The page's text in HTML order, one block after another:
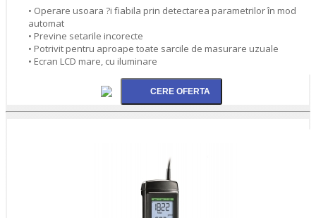
• Operare usoara ?i fiabila prin detectarea parametrilor în mod
automat
• Previne setarile incorecte
• Potrivit pentru aproape toate sarcile de masurare uzuale
• Ecran LCD mare, cu iluminare